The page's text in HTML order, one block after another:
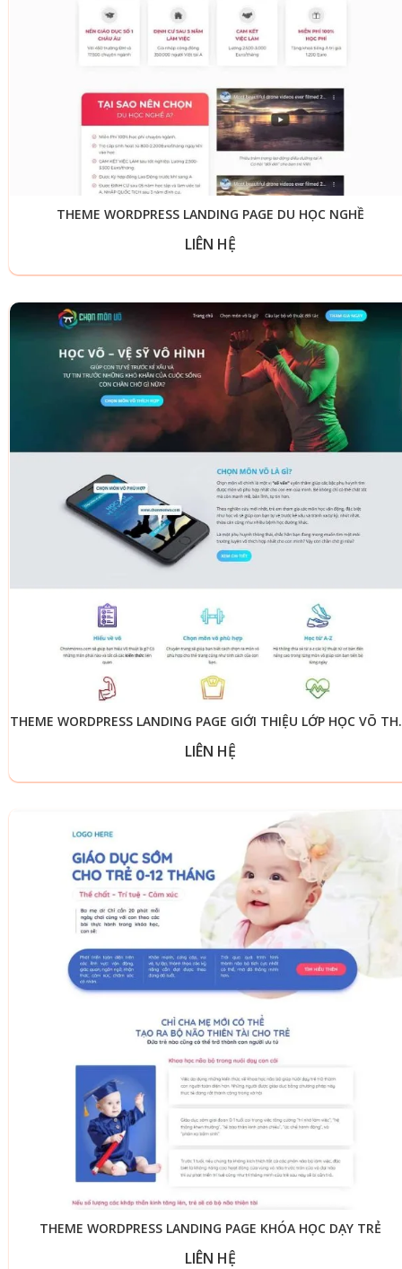
THEME WORDPRESS LANDING PAGE DU HỌC NGHỀ
LIÊN HỆ
THEME
LIÊN HỆ
THEME WORDPRESS LANDING PAGE KHÓA HỌC DẠY TRẺ
LIÊN HỆ